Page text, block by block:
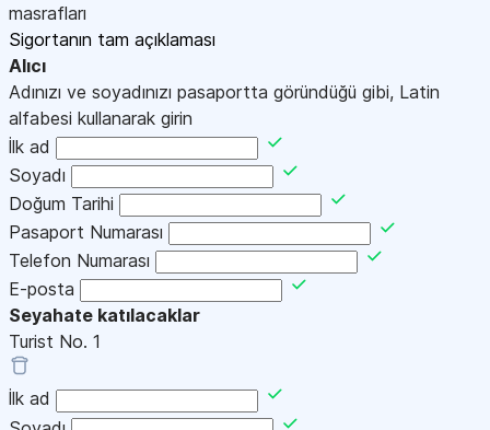
masrafları
Sigortanın tam açıklaması
Alıcı
Adınızı ve soyadınızı pasaportta göründüğü gibi, Latin
alfabesi kullanarak girin
İlk ad
Soyadı
Doğum Tarihi
Pasaport Numarası
Telefon Numarası
E-posta
Seyahate katılacaklar
Turist No. 1
İlk ad